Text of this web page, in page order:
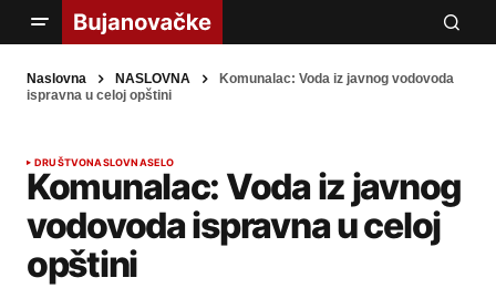
Naslovna NASLOVNA
Komunalac: Voda iz javnog vodovoda
ispravna u celoj opštini
DRUŠTVONASLOVNASELO
Komunalac: Voda iz javnog
vodovoda ispravna u celoj
opštini